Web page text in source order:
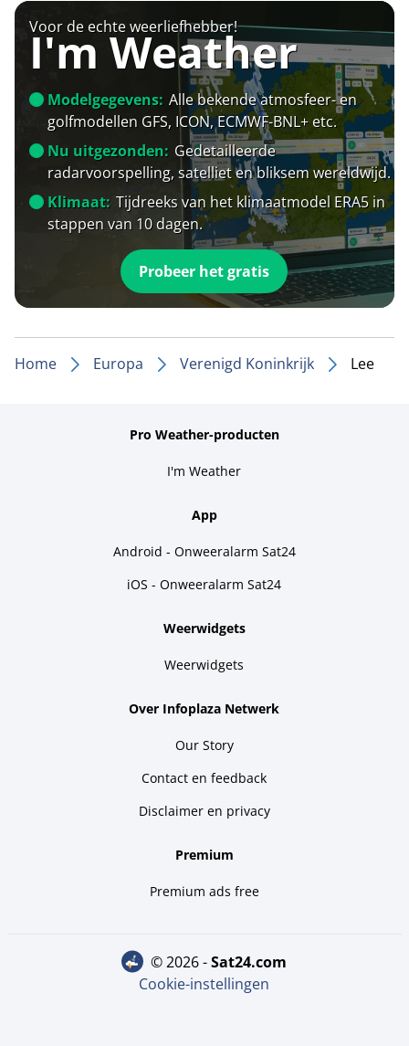
Voor de echte weerliefhebber!
I'm Weather
Modelgegevens: Alle bekende atmosfeer- en
golfmodellen GFS, ICON, ECMWF-BNL+ etc.
Nu uitgezonden: Gedetailleerde
radarvoorspelling, satelliet en bliksem wereldwijd.
Klimaat: Tijdreeks van het klimaatmodel ERA5 in
stappen van 10 dagen.
Probeer het gratis
Home Europa Verenigd Koninkrijk Lee
Pro Weather-producten
I'm Weather
App
Android - Onweeralarm Sat24
iOS - Onweeralarm Sat24
Weerwidgets
Weerwidgets
Over Infoplaza Netwerk
Our Story
Contact en feedback
Disclaimer en privacy
Premium
Premium ads free
© 2026 - sat24.com
Cookie-instellingen